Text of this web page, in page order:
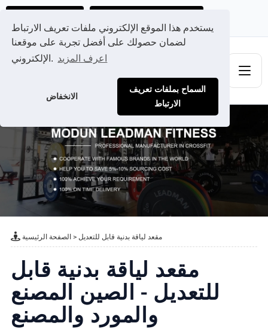
يستخدم هذا الموقع الإلكتروني ملفات تعريف الارتباط
لضمان حصولك على أفضل تجربة على موقعنا
الإلكتروني. اعرف المزيد
الانخفاض
السماح بملفات تعريف
الارتباط
الصفحة الرئيسية> مقعد لياقة بدنية قابل للتعديل
مقعد لياقة بدنية قابل
للتعديل - الصين المصنع
والمورد والمصنع